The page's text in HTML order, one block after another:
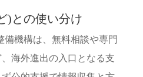
)との使い分け
備機構は、無料相談や専門
海外進出の入口となる支